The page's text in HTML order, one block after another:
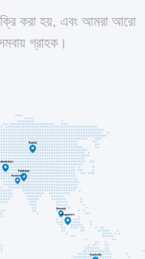
করা হয়, এবং আমরা আরো
গ্রাহক।